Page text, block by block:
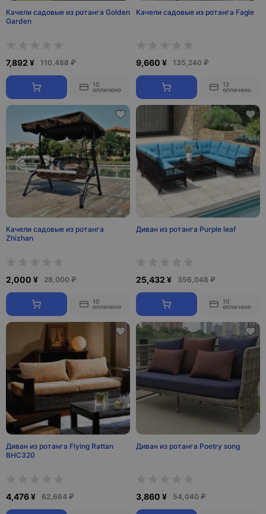
Качели садовые из ротанга Golden
Garden
7,892 ¥ 110,488 ₽
10
оплачено
Качели садовые из ротанга Fagle
9,660 ¥ 135,240 ₽
12
оплачено
Качели садовые из ротанга
Zhizhan
2,000 ¥ 28,000 ₽
10
оплачено
Диван из ротанга Purple leaf
25,432 ¥ 356,048 ₽
10
оплачено
Диван из ротанга Flying Rattan
BHC320
4,476 ¥ 62,664 ₽
Диван из ротанга Poetry song
3,860 ¥ 54,040 ₽